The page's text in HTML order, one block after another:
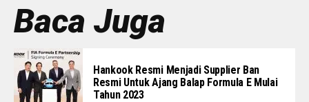
Baca Juga
Hankook Resmi Menjadi Supplier Ban
Resmi Untuk Ajang Balap Formula E Mulai
Tahun 2023